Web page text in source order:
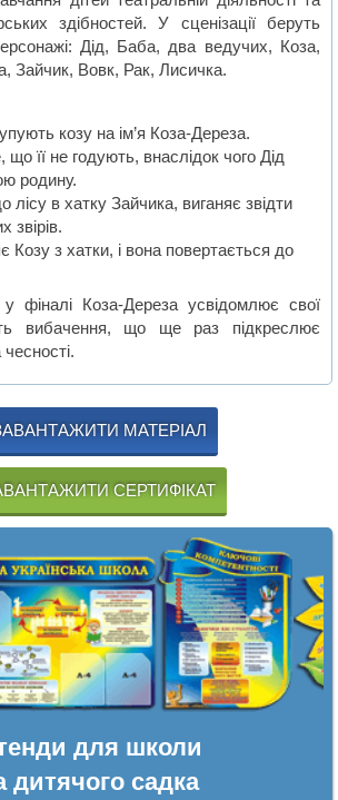
здібностей. У сценізації беруть
Дід, Баба, два ведучих, Коза,
Зайчик, Вовк, Рак, Лисичка.
козу на ім’я Коза-Дереза.
її не годують, внаслідок чого Дід
родину.
лісу в хатку Зайчика, виганяє звідти
звірів.
Козу з хатки, і вона повертається до
фіналі Коза-Дереза усвідомлює свої
вибачення, що ще раз підкреслює
МАТЕРІАЛ
СЕРТИФІКАТ
для школи
дитячого садка